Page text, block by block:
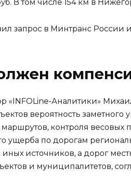
В том числе 154 км в
запрос в Минтранс России
«INFOLine-Аналитики»
вероятность
контроля весовых
ущерба по дорогам
источников, а дорог
и муниципалитетов,